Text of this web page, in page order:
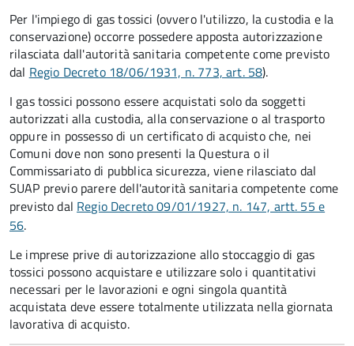
Per l'impiego di gas tossici (ovvero l'utilizzo, la custodia e la
conservazione) occorre possedere apposta autorizzazione
rilasciata dall'autorità sanitaria competente come previsto
dal Regio Decreto 18/06/1931, n. 773, art. 58).
I gas tossici possono essere acquistati solo da soggetti
autorizzati alla custodia, alla conservazione o al trasporto
oppure in possesso di un certificato di acquisto che, nei
Comuni dove non sono presenti la Questura o il
Commissariato di pubblica sicurezza, viene rilasciato dal
SUAP previo parere dell'autorità sanitaria competente come
previsto dal Regio Decreto 09/01/1927, n. 147, artt. 55 e
56.
Le imprese prive di autorizzazione allo stoccaggio di gas
tossici possono acquistare e utilizzare solo i quantitativi
necessari per le lavorazioni e ogni singola quantità
acquistata deve essere totalmente utilizzata nella giornata
lavorativa di acquisto.